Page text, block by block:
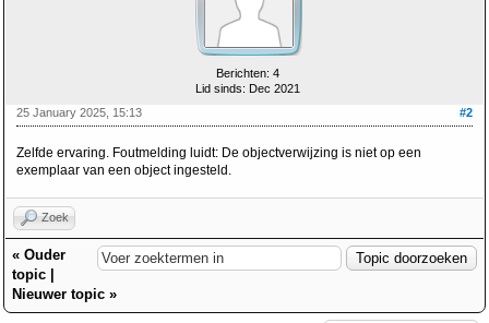
Berichten: 4
Lid sinds: Dec 2021
#2
25 January 2025, 15:13
Zelfde ervaring. Foutmelding luidt: De objectverwijzing is niet op een
exemplaar van een object ingesteld.
Zoek
« Ouder
topic
Nieuwer topic »